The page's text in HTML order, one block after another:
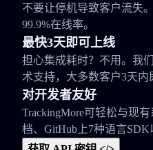
不要让停机导致客户流失
99.9%在线率。
最快3天即可上线
担心集成耗时？不用。我
术支持，大多数客户3天内
对开发者友好
TrackingMore可轻松与现
档、GitHub上7种语言SDK